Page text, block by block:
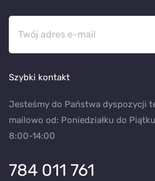
Szybki kontakt
Jesteśmy do Państwa dyspozycji
mailowo od: Poniedziałku do
8:00-14:00
784 011 761